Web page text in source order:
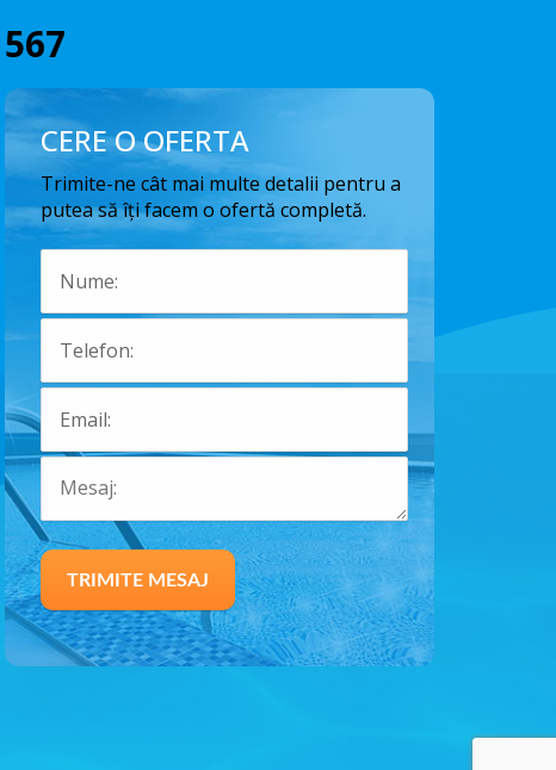
567
CERE O OFERTA
Trimite-ne cât mai multe detalii pentru a
putea să îți facem o ofertă completă.